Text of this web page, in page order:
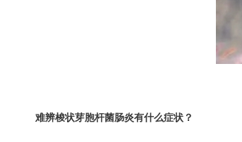
难辨梭状芽胞杆菌肠炎有什么症状？